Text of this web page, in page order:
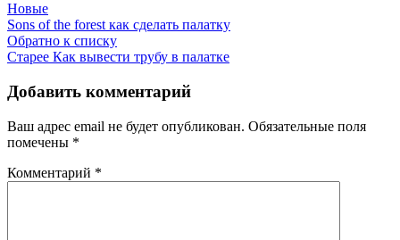
Новые
Sons of the forest как сделать палатку
Обратно к списку
Старее Как вывести трубу в палатке
Добавить комментарий
Ваш адрес email не будет опубликован. Обязательные поля
помечены *
Комментарий *